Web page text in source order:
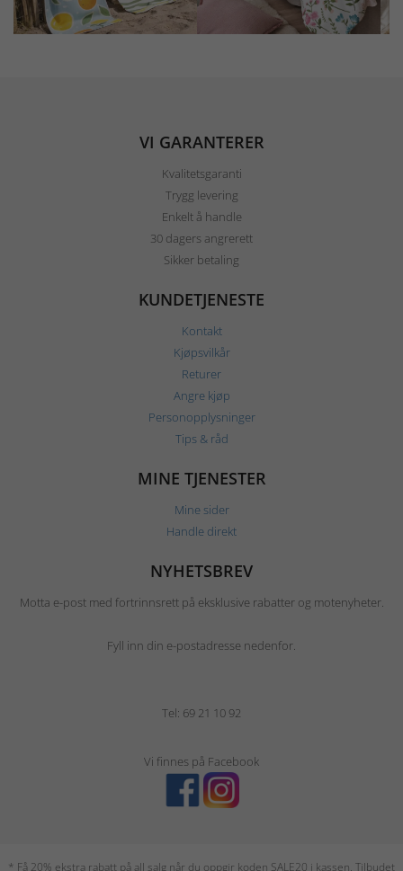
VI GARANTERER
Kvalitetsgaranti
Trygg levering
Enkelt å handle
30 dagers angrerett
Sikker betaling
KUNDETJENESTE
Kontakt
Kjøpsvilkår
Returer
Angre kjøp
Personopplysninger
Tips & råd
MINE TJENESTER
Mine sider
Handle direkt
NYHETSBREV
Motta e-post med fortrinnsrett på eksklusive rabatter og motenyheter.
Fyll inn din e-postadresse nedenfor.
Tel: 69 21 10 92
Vi finnes på Facebook
* Få 20% ekstra rabatt på all salg når du oppgir koden SALE20 i kassen. Tilbudet